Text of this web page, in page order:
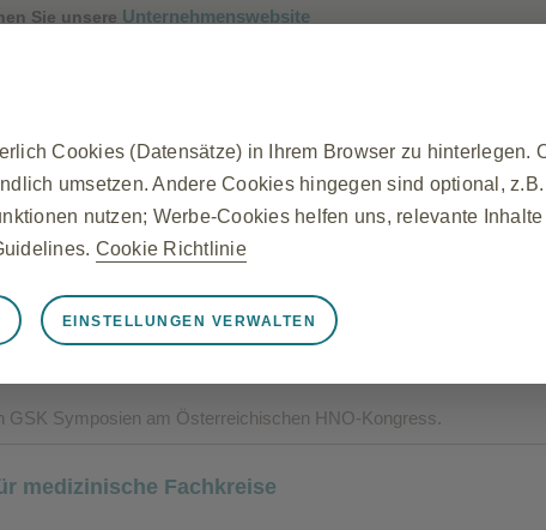
Sie unsere Unternehmenswebsite
Produkte
GSK Symposien am Österreichischen HNO-Kongress.
medizinische Fachkreise
Cookies (Datensätze) in Ihrem Browser zu hinterlegen.
umsetzen. Andere Cookies hingegen sind optional,
nutzen; Werbe-Cookies helfen uns, relevante Inhalte
Cookie Richtlinie
funktioniert, z. B. um Sitzungsdaten während eines
und die Sicherheit der Website zu gewährleisten.
oder das Anmelden oder das Ausfüllen
EINSTELLUNGEN VERWALTEN